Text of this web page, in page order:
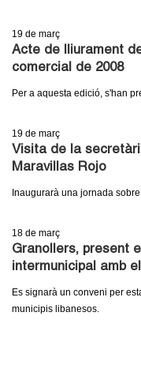
19 de març
Acte de lliurament
comercial de 2008
Per a aquesta edició, s'han
19 de març
Visita de la
Maravillas Rojo
Inaugurarà una jornada
18 de març
Granollers, present
intermunicipal amb
Es signarà un conveni per
municipis libanesos.